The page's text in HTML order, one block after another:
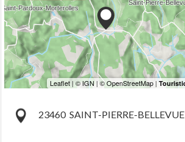
23460 SAINT-PIERRE-BELLEVUE